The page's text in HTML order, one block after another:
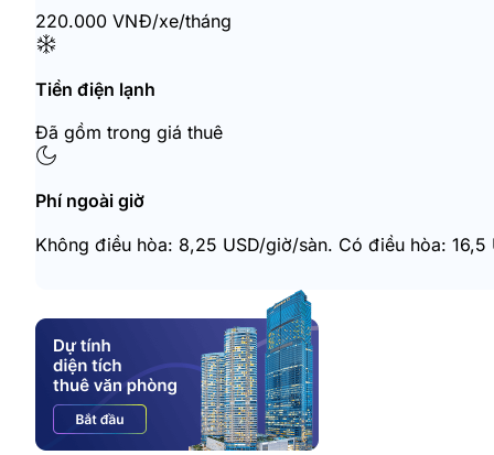
220.000 VNĐ/xe/tháng
Tiền điện lạnh
Đã gồm trong giá thuê
Phí ngoài giờ
Không điều hòa: 8,25 USD/giờ/sàn. Có điều hòa: 16,5